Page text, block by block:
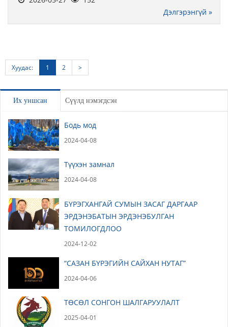
Дэлгэрэнгүй »
Хуудас: 1 2 >
Их уншсан Сүүлд нэмэгдсэн
Бодь мод
2024-04-08
Түүхэн замнал
2024-04-08
БҮРЭГХАНГАЙ СУМЫН ЗАСАГ ДАРГААР
ЭРДЭНЭБАТЫН ЭРДЭНЭБУЛГАН
ТОМИЛОГДЛОО
2024-12-02
“САЗАН БҮРЭГИЙН САЙХАН НУТАГ”
2024-04-06
ТӨСӨЛ СОНГОН ШАЛГАРУУЛАЛТ
2025-04-01